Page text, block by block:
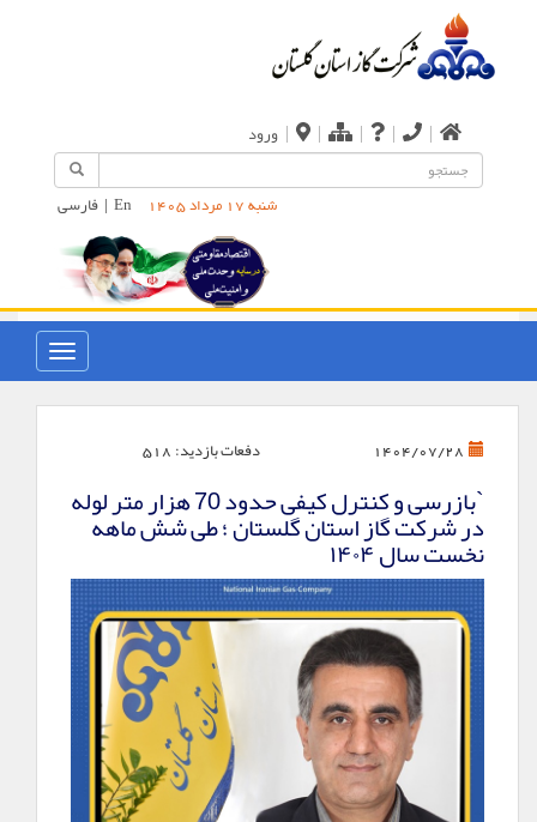
|
|
|
|
| ورود
شنبه 17 مرداد 1405 En
| فارسی
1404/07/28 دفعات بازدید: 518
`بازرسی و کنترل کیفی حدود 70 هزار متر لوله
در شرکت گاز استان گلستان ؛ طی شش ماهه
نخست سال ۱۴۰۴